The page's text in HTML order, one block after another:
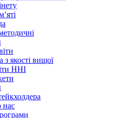
з якості вищої
ННІ
нас